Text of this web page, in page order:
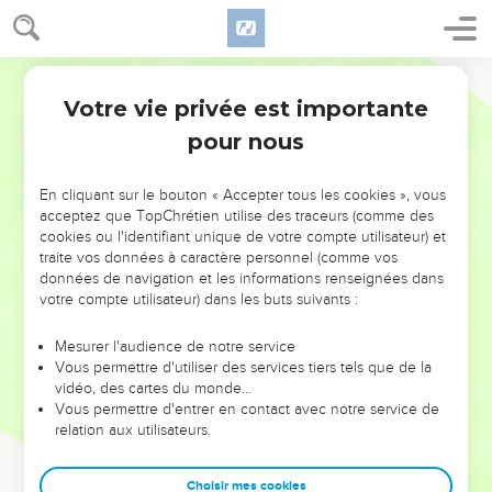
NE MANQUEZ PAS L’ÉVÉNEMENT
DE L’ANNÉE !
ET SI LEURS ERREURS POUVAIENT VOUS ÉVITER LES
VOTRES ?
leur foi ou leur vision. Mais on voit moins les doutes, les erreurs
et les saisons difficiles qu'ils ont traversés, alors même que ce
sont elles qui les ont façonnés.
Dans cette conférence, leaders, entrepreneurs, et responsables
clés pour avancer avec plus de sagesse afin que leurs erreurs
Votre vie privée est importante
pour nous
En cliquant sur le bouton « Accepter tous les cookies », vous
acceptez que TopChrétien utilise des traceurs (comme des
cookies ou l'identifiant unique de votre compte utilisateur) et
traite vos données à caractère personnel (comme vos
données de navigation et les informations renseignées dans
votre compte utilisateur) dans les buts suivants :
Mesurer l'audience de notre service
Vous permettre d'utiliser des services tiers tels que de la
vidéo, des cartes du monde…
Vous permettre d'entrer en contact avec notre service de
relation aux utilisateurs.
Choisir mes cookies